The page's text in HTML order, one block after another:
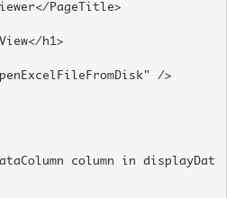
PageTitle>
h1>
/>